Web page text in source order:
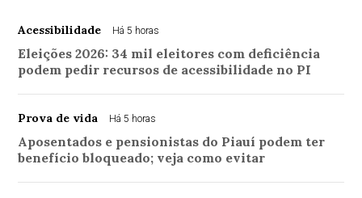
Acessibilidade Há 5 horas
Eleições 2026: 34 mil eleitores com deficiência
podem pedir recursos de acessibilidade no PI
Prova de vida Há 5 horas
Aposentados e pensionistas do Piauí podem ter
benefício bloqueado; veja como evitar